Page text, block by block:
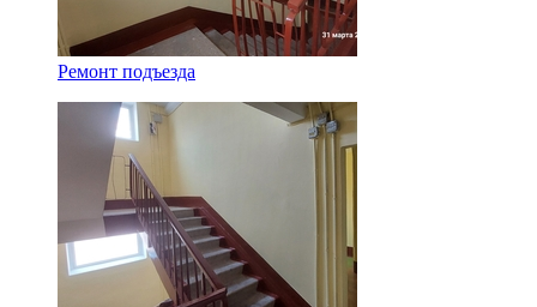
Ремонт подъезда